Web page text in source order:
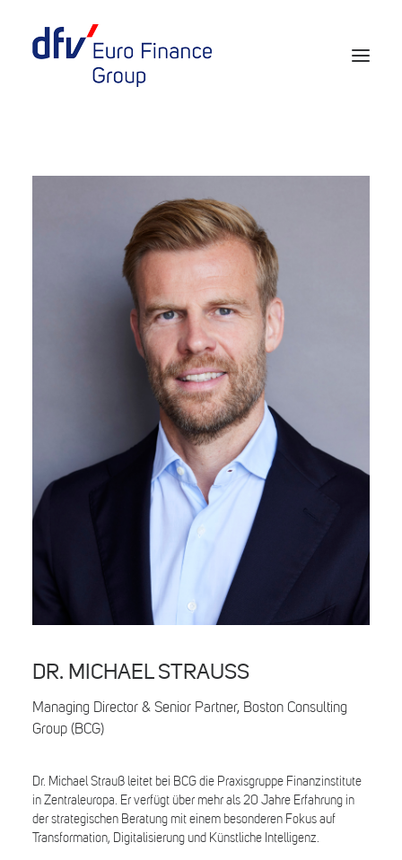
Tickets 29th EURO FINANCE WEEK
European Banker of the Year
DR. MICHAEL STRAUSS
Managing Director & Senior Partner, Boston Consulting
Group (BCG)
Dr. Michael Strauß leitet bei BCG die Praxisgruppe Finanzinstitute
in Zentraleuropa. Er verfügt über mehr als 20 Jahre Erfahrung in
der strategischen Beratung mit einem besonderen Fokus auf
Transformation, Digitalisierung und Künstliche Intelligenz.